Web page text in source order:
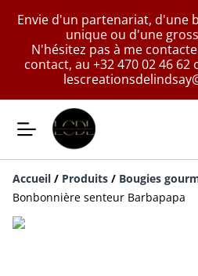
Envie d'un partenariat, d'une
unique ou d'une
N'hésitez pas à me
contact, au +32 470 02 46
Accueil / Produits / Bougies
Bonbonnière senteur Barbapapa